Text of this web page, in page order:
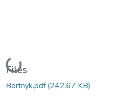
Loading...
Files
Bortnyk.pdf(242.67 KB)